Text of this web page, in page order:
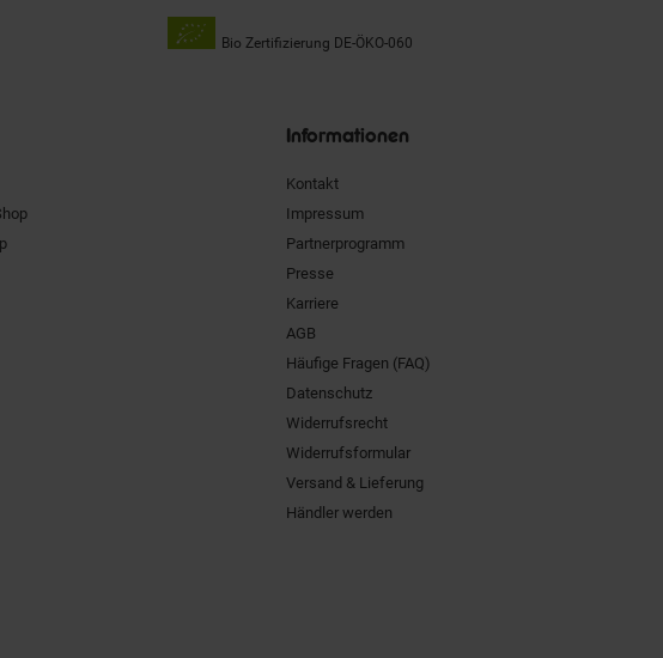
Bio Zertifizierung DE-ÖKO-060
Informationen
Kontakt
Impressum
Partnerprogramm
Presse
Karriere
AGB
Häufige Fragen (FAQ)
Datenschutz
Widerrufsrecht
Widerrufsformular
Versand & Lieferung
Händler werden